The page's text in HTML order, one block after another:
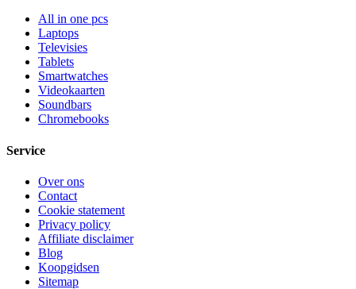
All in one pcs
Laptops
Televisies
Tablets
Smartwatches
Videokaarten
Soundbars
Chromebooks
Service
Over ons
Contact
Cookie statement
Privacy policy
Affiliate disclaimer
Blog
Koopgidsen
Sitemap